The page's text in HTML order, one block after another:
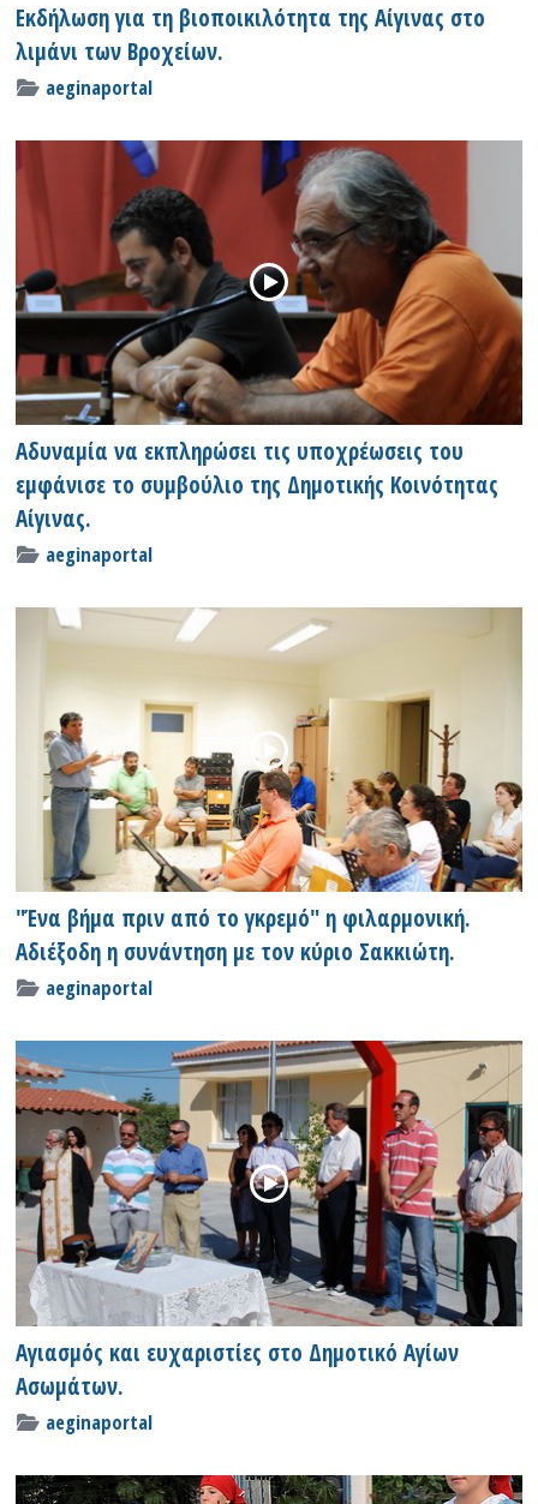
Εκδήλωση για τη βιοποικιλότητα της Αίγινας στο
λιμάνι των Βροχείων.
aeginaportal
Αδυναμία να εκπληρώσει τις υποχρέωσεις του
εμφάνισε το συμβούλιο της Δημοτικής Κοινότητας
Αίγινας.
aeginaportal
"Ένα βήμα πριν από το γκρεμό" η φιλαρμονική.
Αδιέξοδη η συνάντηση με τον κύριο Σακκιώτη.
aeginaportal
Αγιασμός και ευχαριστίες στο Δημοτικό Αγίων
Ασωμάτων.
aeginaportal